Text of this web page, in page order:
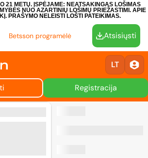
21 METŲ. ĮSPĖJAME: NEATSAKINGAS LOŠIMAS
NUO AZARTINIŲ LOŠIMŲ PRIEŽASTIMI. APIE
PRAŠYMO NELEISTI LOŠTI PATEIKIMAS.
Betsson programėlė Atsisiųsti
LT
Registracija